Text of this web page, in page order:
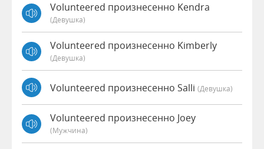
Volunteered произнесенно Kendra
(девушка)
Volunteered произнесенно Kimberly
(девушка)
Volunteered произнесенно Salli (девушка)
Volunteered произнесенно Joey
(мужчина)